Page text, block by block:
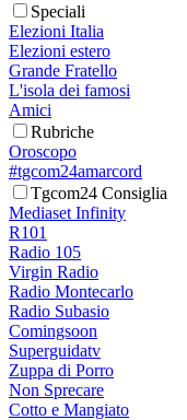
Speciali
Elezioni Italia
Elezioni estero
Grande Fratello
L'isola dei famosi
Amici
Rubriche
Oroscopo
#tgcom24amarcord
Tgcom24 Consiglia
Mediaset Infinity
R101
Radio 105
Virgin Radio
Radio Montecarlo
Radio Subasio
Comingsoon
Superguidatv
Zuppa di Porro
Non Sprecare
Cotto e Mangiato